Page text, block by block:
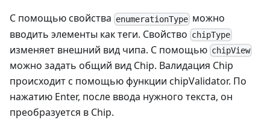
С помощью свойства enumerationType можно
вводить элементы как теги. Свойство chipType
изменяет внешний вид чипа. С помощью chipView
можно задать общий вид Chip. Валидация Chip
происходит с помощью функции chipValidator. По
нажатию Enter, после ввода нужного текста, он
преобразуется в Chip.